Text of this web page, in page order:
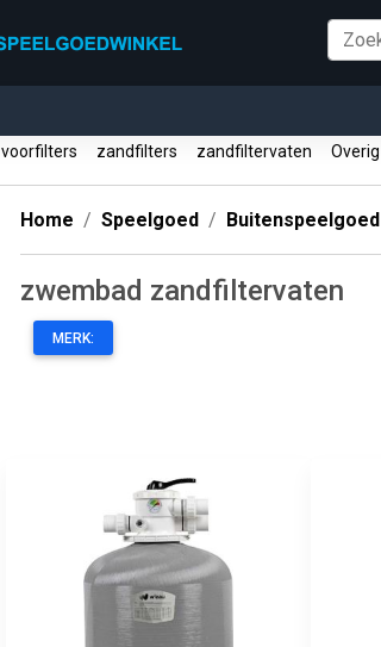
voorfilters zandfilters zandfiltervaten Overig
Home Speelgoed Buitenspeelgoed
zwembad zandfiltervaten
MERK: